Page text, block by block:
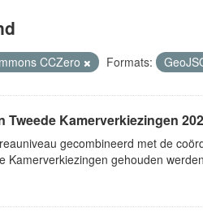
CCZero Formats:
Tweede Kamerverkiezingen
gecombineerd met de
Kamerverkiezingen gehouden